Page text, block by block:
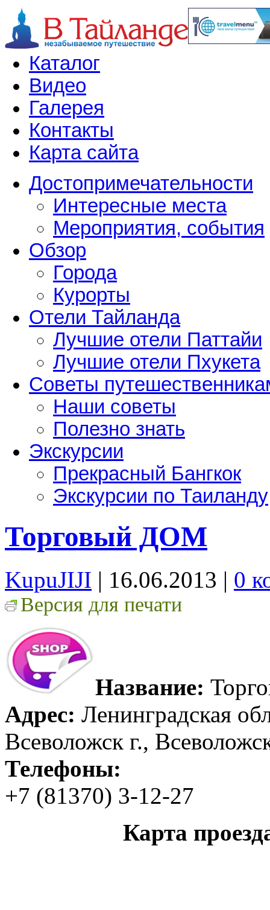
Каталог
Видео
Галерея
Контакты
Карта сайта
Достопримечательности
Интересные места
Мероприятия, события
Обзор
Города
Курорты
Отели Тайланда
Лучшие отели Паттайи
Лучшие отели Пхукета
Советы
Наши советы
Полезно знать
Экскурсии
Прекрасный Бангкок
Экскурсии по Таиланду
Торговый ДОМ
KupuJIJI | 16.06.2013 | 0
Версия для печати
Название:
Адрес: Ленинградская
Всеволожск г.,
Телефоны:
+7 (81370) 3-12-27
Карта